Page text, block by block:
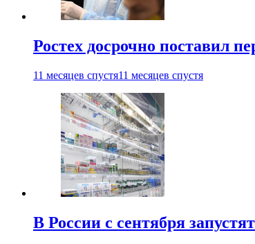
Ростех досрочно поставил
11 месяцев спустя11 месяцев спустя
В России с сентября